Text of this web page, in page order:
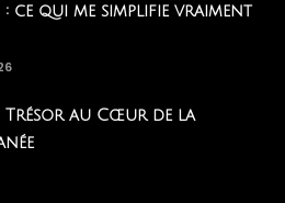
: ce qui me simplifie vraiment
Trésor au Cœur de la